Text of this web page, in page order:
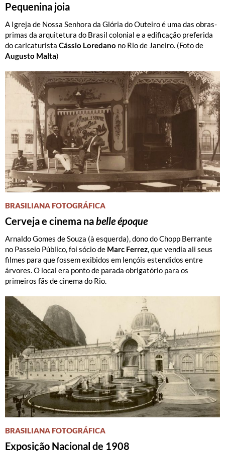
Pequenina joia
A Igreja de Nossa Senhora da Glória do Outeiro é uma das obras-
primas da arquitetura do Brasil colonial e a edificação preferida
do caricaturista Cássio Loredano no Rio de Janeiro. (Foto de
Augusto Malta)
BRASILIANA FOTOGRÁFICA
Cerveja e cinema nabelle époque
Arnaldo Gomes de Souza (à esquerda), dono do Chopp Berrante
no Passeio Público, foi sócio de Marc Ferrez, que vendia ali seus
filmes para que fossem exibidos em lençóis estendidos entre
árvores. O local era ponto de parada obrigatório para os
primeiros fãs de cinema do Rio.
BRASILIANA FOTOGRÁFICA
Exposição Nacional de 1908